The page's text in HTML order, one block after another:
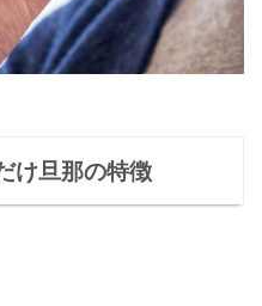
け旦那の特徴